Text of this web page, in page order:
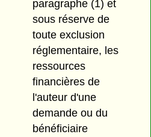
paragraphe (1) et
sous réserve de
toute exclusion
réglementaire, les
ressources
financières de
l'auteur d'une
demande ou du
bénéficiaire